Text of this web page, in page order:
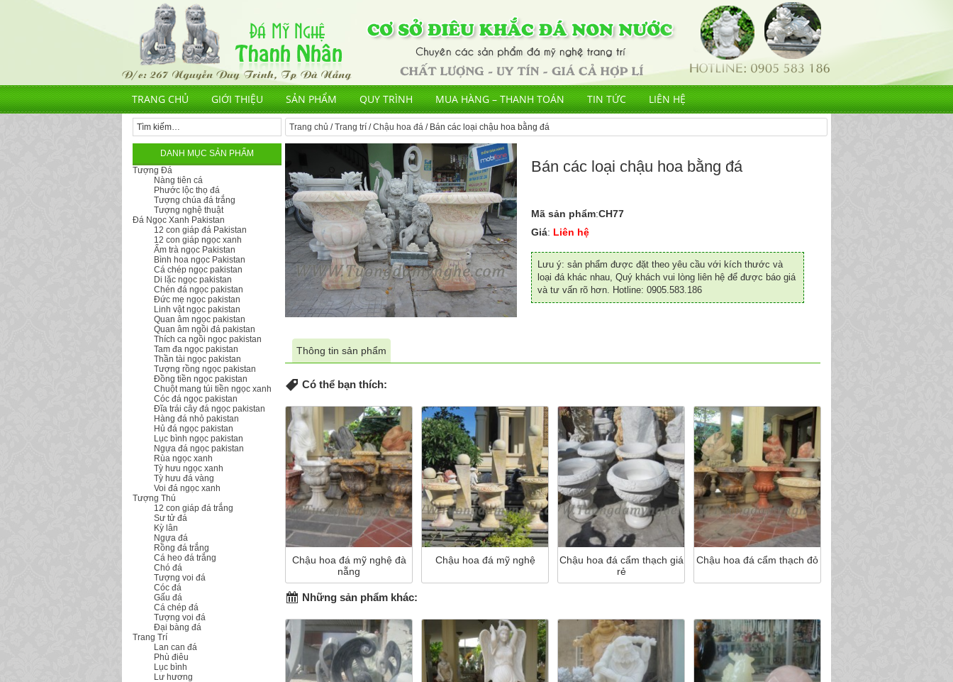
TRANG CHỦ GIỚI THIỆU SẢN PHẨM QUY TRÌNH MUA HÀNG – THANH TOÁN TIN TỨC LIÊN HỆ
Trang chủ /Trang trí /Chậu hoa đá / Bán các loại chậu hoa bằng đá
Bán các loại chậu hoa bằng đá
Mã sản phẩm:CH77
Giá: Liên hệ
Lưu ý: sản phẩm được đặt theo yêu cầu với kích thước và
loại đá khác nhau, Quý khách vui lòng liên hệ để được báo giá
và tư vấn rõ hơn. Hotline: 0905.583.186
Thông tin sản phẩm
Có thể bạn thích:
Chậu hoa đá mỹ nghệ đà
nẵng
Chậu hoa đá mỹ nghệ
Chậu hoa đá cẩm thạch giá
rẻ
Chậu hoa đá cẩm thạch đỏ
Những sản phẩm khác:
DANH MỤC SẢN PHẨM
Tượng Đá
Nàng tiên cá
Phước lộc thọ đá
Tượng chúa đá trắng
Tượng nghệ thuật
Đá Ngọc Xanh Pakistan
12 con giáp đá Pakistan
12 con giáp ngọc xanh
Ấm trà ngọc Pakistan
Bình hoa ngọc Pakistan
Cá chép ngọc pakistan
Di lặc ngọc pakistan
Chén đá ngọc pakistan
Đức mẹ ngọc pakistan
Linh vật ngọc pakistan
Quan âm ngọc pakistan
Quan âm ngồi đá pakistan
Thích ca ngồi ngọc pakistan
Tam đa ngọc pakistan
Thần tài ngọc pakistan
Tượng rồng ngọc pakistan
Đồng tiền ngọc pakistan
Chuột mang túi tiền ngọc xanh
Cóc đá ngọc pakistan
Đĩa trái cây đá ngọc pakistan
Hàng đá nhỏ pakistan
Hủ đá ngọc pakistan
Lục bình ngọc pakistan
Ngựa đá ngọc pakistan
Rùa ngọc xanh
Tỳ hưu ngọc xanh
Tỳ hưu đá vàng
Voi đá ngọc xanh
Tượng Thú
12 con giáp đá trắng
Sư tử đá
Kỳ lân
Ngựa đá
Rồng đá trắng
Cá heo đá trắng
Chó đá
Tượng voi đá
Cóc đá
Gấu đá
Cá chép đá
Tượng voi đá
Đại bàng đá
Trang Trí
Lan can đá
Phù điêu
Lục bình
Lư hương